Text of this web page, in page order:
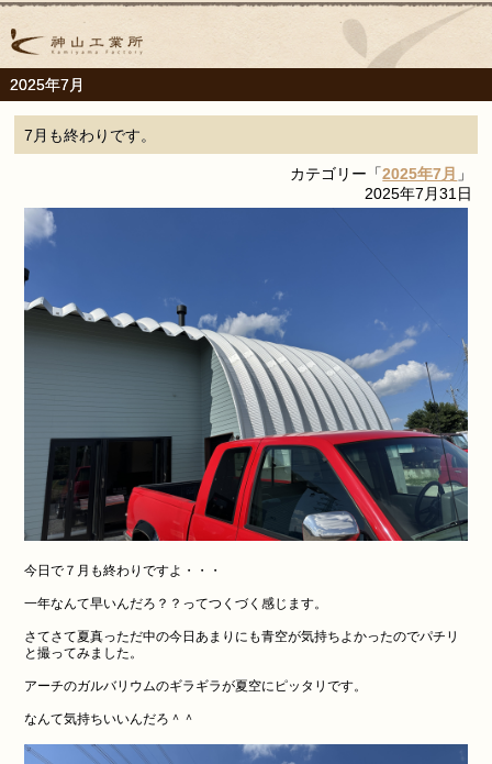
2025年7月
7月も終わりです。
カテゴリー「2025年7月 」
2025年7月31日
今日で７月も終わりですよ・・・
一年なんて早いんだろ？？ってつくづく感じます。
さてさて夏真っただ中の今日あまりにも青空が気持ちよかったのでパチリ
と撮ってみました。
アーチのガルバリウムのギラギラが夏空にピッタリです。
なんて気持ちいいんだろ＾＾